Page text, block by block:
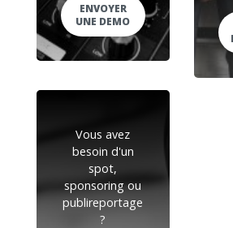
ENVOYER
UNE DEMO
Vous avez
besoin d'un
spot,
sponsoring ou
publireportage
?